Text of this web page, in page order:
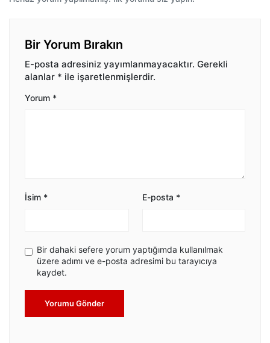
Bir Yorum Bırakın
E-posta adresiniz yayımlanmayacaktır. Gerekli
alanlar * ile işaretlenmişlerdir.
Yorum *
İsim * E-posta *
Bir dahaki sefere yorum yaptığımda kullanılmak
üzere adımı ve e-posta adresimi bu tarayıcıya
kaydet.
Yorumu Gönder